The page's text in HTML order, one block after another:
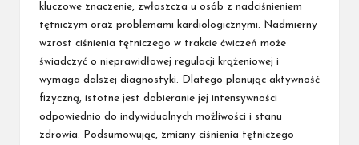
kluczowe znaczenie, zwłaszcza u osób z nadciśnieniem
tętniczym oraz problemami kardiologicznymi. Nadmierny
wzrost ciśnienia tętniczego w trakcie ćwiczeń może
świadczyć o nieprawidłowej regulacji krążeniowej i
wymaga dalszej diagnostyki. Dlatego planując aktywność
fizyczną, istotne jest dobieranie jej intensywności
odpowiednio do indywidualnych możliwości i stanu
zdrowia. Podsumowując, zmiany ciśnienia tętniczego